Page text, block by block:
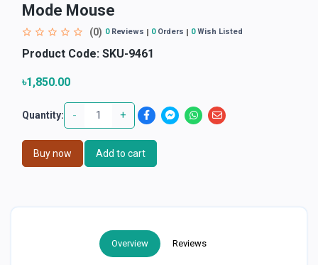
Mode Mouse
(0) 0Reviews 0Orders 0Wish Listed
Product Code: SKU-9461
৳1,850.00
Quantity: - +
Buy now Add to cart
Overview Reviews